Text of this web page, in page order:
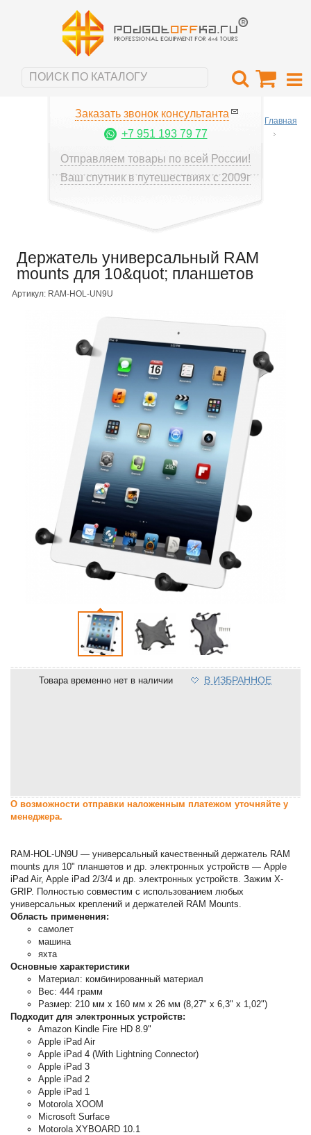
Заказать звонок консультанта
+7 951 193 79 77
Отправляем товары по всей России!
Ваш спутник в путешествиях с 2009г
Главная
Держатель универсальный RAM
mounts для 10&quot; планшетов
Артикул: RAM-HOL-UN9U
Товара временно нет в наличии В ИЗБРАННОЕ
О возможности отправки наложенным платежом уточняйте у
менеджера.
RAM-HOL-UN9U — универсальный качественный держатель RAM
mounts для 10" планшетов и др. электронных устройств — Apple
iPad Air, Apple iPad 2/3/4 и др. электронных устройств. Зажим X-
GRIP. Полностью совместим с использованием любых
универсальных креплений и держателей RAM Mounts.
Область применения:
самолет
машина
яхта
Основные характеристики
Материал: комбинированный материал
Вес: 444 грамм
Размер: 210 мм x 160 мм x 26 мм (8,27" x 6,3" x 1,02")
Подходит для электронных устройств:
Amazon Kindle Fire HD 8.9"
Apple iPad Air
Apple iPad 4 (With Lightning Connector)
Apple iPad 3
Apple iPad 2
Apple iPad 1
Motorola XOOM
Microsoft Surface
Motorola XYBOARD 10.1